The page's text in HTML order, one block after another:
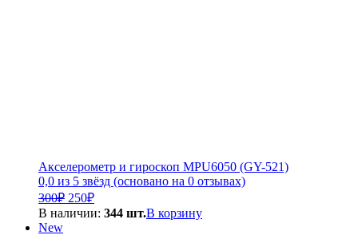
Акселерометр и гироскоп MPU6050 (GY-521)
0,0 из 5 звёзд (основано на 0 отзывах)
300₽ Первоначальная
цена
250₽Текущая
цена:
В наличии: 344 шт.В корзину
New